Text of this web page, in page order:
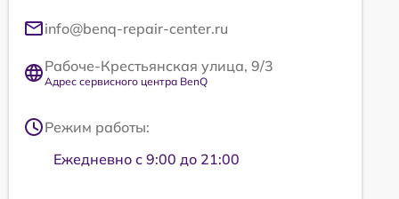
info@benq-repair-center.ru
Рабоче-Крестьянская улица, 9/3
Адрес сервисного центра BenQ
Режим работы:
Ежедневно с 9:00 до 21:00